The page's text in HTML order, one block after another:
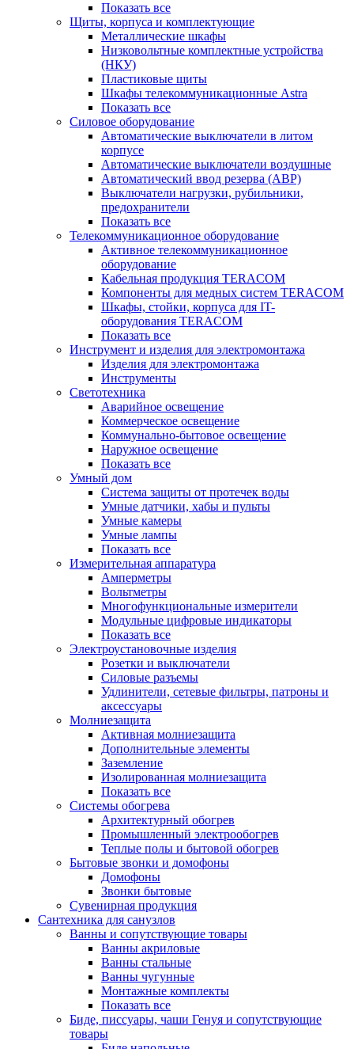
Показать все
Щиты, корпуса и комплектующие
Металлические шкафы
Низковольтные комплектные устройства
(НКУ)
Пластиковые щиты
Шкафы телекоммуникационные Astra
Показать все
Силовое оборудование
Автоматические выключатели в литом
корпусе
Автоматические выключатели воздушные
Автоматический ввод резерва (АВР)
Выключатели нагрузки, рубильники,
предохранители
Показать все
Телекоммуникационное оборудование
Активное телекоммуникационное
оборудование
Кабельная продукция TERACOM
Компоненты для медных систем TERACOM
Шкафы, стойки, корпуса для IT-
оборудования TERACOM
Показать все
Инструмент и изделия для электромонтажа
Изделия для электромонтажа
Инструменты
Светотехника
Аварийное освещение
Коммерческое освещение
Коммунально-бытовое освещение
Наружное освещение
Показать все
Умный дом
Система защиты от протечек воды
Умные датчики, хабы и пульты
Умные камеры
Умные лампы
Показать все
Измерительная аппаратура
Амперметры
Вольтметры
Многофункциональные измерители
Модульные цифровые индикаторы
Показать все
Электроустановочные изделия
Розетки и выключатели
Силовые разъемы
Удлинители, сетевые фильтры, патроны и
аксессуары
Молниезащита
Активная молниезащита
Дополнительные элементы
Заземление
Изолированная молниезащита
Показать все
Системы обогрева
Архитектурный обогрев
Промышленный электрообогрев
Теплые полы и бытовой обогрев
Бытовые звонки и домофоны
Домофоны
Звонки бытовые
Сувенирная продукция
Сантехника для санузлов
Ванны и сопутствующие товары
Ванны акриловые
Ванны стальные
Ванны чугунные
Монтажные комплекты
Показать все
Биде, писсуары, чаши Генуя и сопутствующие
товары